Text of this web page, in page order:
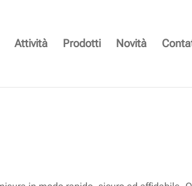
Attività Prodotti Novità